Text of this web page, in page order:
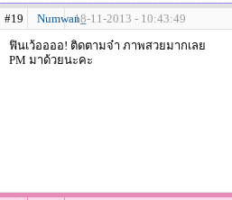
#19 Numwan_18-11-2013 - 10:43:49
ฟินเว้ออออ! ติดตามจ๋า ภาพสวยมากเลย
PM มาด้วยนะคะ